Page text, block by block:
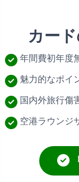
カー
年間費初年度
魅力的なポイ
国内外旅行傷
空港ラウンジ